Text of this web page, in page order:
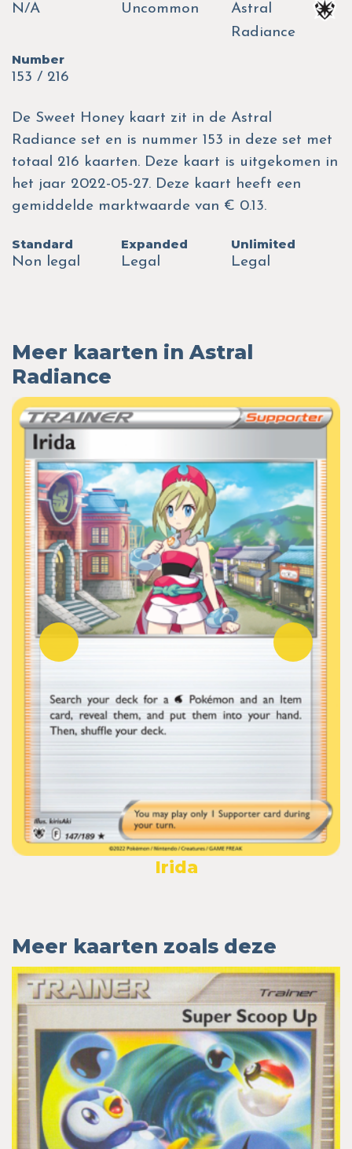
N/A
Uncommon
Astral
Radiance
Number
153 / 216
De Sweet Honey kaart zit in de Astral
Radiance set en is nummer 153 in deze set met
totaal 216 kaarten. Deze kaart is uitgekomen in
het jaar 2022-05-27. Deze kaart heeft een
gemiddelde marktwaarde van € 0.13.
Standard
Non legal
Expanded
Legal
Unlimited
Legal
Meer kaarten in Astral
Radiance
Irida
Meer kaarten zoals deze